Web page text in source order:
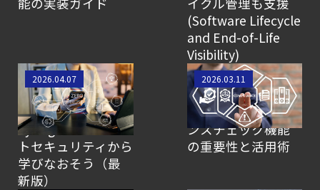
(Software Lifecycle
and End-of-Life
Visibility)
【動画公開】結局
「CNAPP」って何
なのさ？ CNAPPと
Sysdigをゼロトラス
トセキュリティから
学びなおそう（最
新版）
2026.04.07
Sysdigで始める「守
りのセキュリテ
ィ」：コンプライア
ンスチェック機能
の重要性と活用術
2026.03.11